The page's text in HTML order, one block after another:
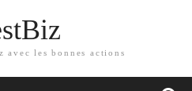
avec les bonnes actions